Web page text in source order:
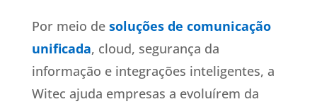
Por meio de soluções de comunicação
unificada, cloud, segurança da
informação e integrações inteligentes, a
Witec ajuda empresas a evoluírem da